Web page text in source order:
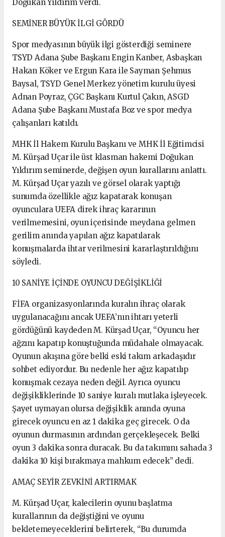
Doğukan Yıldırım verdi.
SEMİNER BÜYÜK İLGİ GÖRDÜ
Spor medyasının büyük ilgi gösterdiği seminere
TSYD Adana Şube Başkanı Engin Kanber, Asbaşkan
Hakan Köker ve Ergun Kara ile Sayman Şehmus
Baysal, TSYD Genel Merkez yönetim kurulu üyesi
Adnan Poyraz, ÇGC Başkanı Kurtul Çakın, ASGD
Adana Şube Başkanı Mustafa Boz ve spor medya
çalışanları katıldı.
MHK İl Hakem Kurulu Başkanı ve MHK İl Eğitimcisi
M. Kürşad Uçar ile üst klasman hakemi Doğukan
Yıldırım seminerde, değişen oyun kurallarını anlattı.
M. Kürşad Uçar yazılı ve görsel olarak yaptığı
sunumda özellikle ağız kapatarak konuşan
oyunculara UEFA direk ihraç kararının
verilmemesini, oyun içerisinde meydana gelmen
gerilim anında yapılan ağız kapatılarak
konuşmalarda ihtar verilmesini kararlaştırıldığını
söyledi.
10 SANİYE İÇİNDE OYUNCU DEĞİŞİKLİĞİ
FİFA organizasyonlarında kuralın ihraç olarak
uygulanacağını ancak UEFA’nın ihtarı yeterli
gördüğünü kaydeden M. Kürşad Uçar, “Oyuncu her
ağzını kapatıp konuştuğunda müdahale olmayacak.
Oyunun akışına göre belki eski takım arkadaşıdır
sohbet ediyordur. Bu nedenle her ağız kapatılıp
konuşmak cezaya neden değil. Ayrıca oyuncu
değişikliklerinde 10 saniye kuralı mutlaka işleyecek.
Şayet uymayan olursa değişiklik anında oyuna
girecek oyuncu en az 1 dakika geç girecek. O da
oyunun durmasının ardından gerçekleşecek. Belki
oyun 3 dakika sonra duracak. Bu da takımını sahada 3
dakika 10 kişi bırakmaya mahkum edecek” dedi.
AMAÇ SEYİR ZEVKİNİ ARTIRMAK
M. Kürşad Uçar, kalecilerin oyunu başlatma
kurallarının da değiştiğini ve oyunu
bekletemeyeceklerini belirterek, “Bu durumda